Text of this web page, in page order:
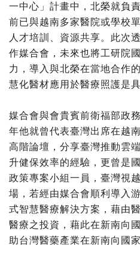
一中心」計畫中，北榮就負
前已與越南多家醫院或學校
人才培訓、資源共享。此次
作媒合會，未來也將工研院
力，導入與北榮在當地合作
慧化醫材應用於醫療照護是
媒合會與會貴賓前衛福部政
年他就曾代表臺灣出席在越
高階論壇，分享臺灣推動雲
升健保效率的經驗，更曾是
政策專案小組一員，臺灣視
場，若經由媒合會順利導入
式智慧醫療解決方案，藉由
醫療之投資，藉此在新南向
助台灣醫藥產業在新南向國